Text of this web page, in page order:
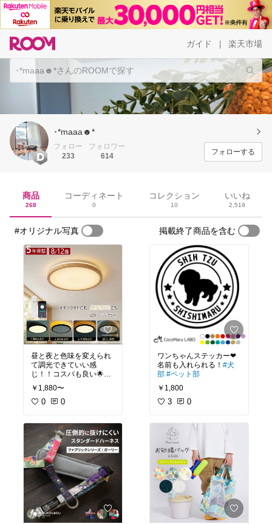
ガイド 楽天市場
･*maaa☻*
フォロー
233
フォロワー
614
フォローする
商品
268
コーディネート
0
コレクション
10
いいね
2,519
#オリジナル写真 掲載終了商品を含む
昼と夜と色味を変えられ
て調光できていい感
じ！！コスパも良い🌟天
井にぴったり付いて虫が
入らないのも嬉しい☺️
買ってよかった
￥1,880〜
0 0
ワンちゃんステッカー❤
名前も入れられる！ #犬
部 #ペット部
￥1,800
3 0